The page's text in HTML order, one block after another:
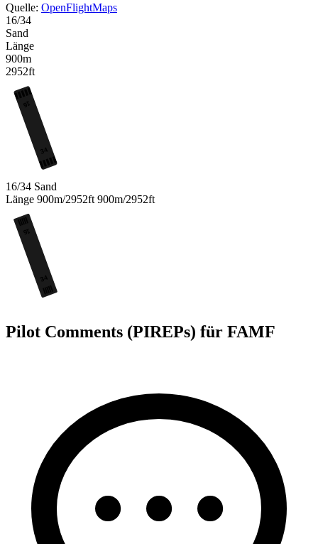
Quelle: OpenFlightMaps
16/34
Sand
Länge
900m
2952ft
34
16
16/34 Sand
Länge 900m/2952ft 900m/2952ft
34
16
Pilot Comments (PIREPs) für FAMF